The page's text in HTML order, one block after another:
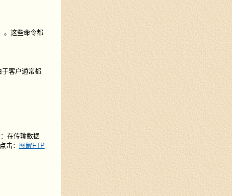
。这些命令都
客户通常都
在传输数据
击：
图解FTP